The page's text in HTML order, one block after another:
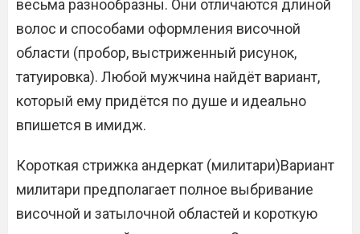
весьма разнообразны. Они отличаются длиной
волос и способами оформления височной
области (пробор, выстриженный рисунок,
татуировка). Любой мужчина найдёт вариант,
который ему придётся по душе и идеально
впишется в имидж.
Короткая стрижка андеркат (милитари)Вариант
милитари предполагает полное выбривание
височной и затылочной областей и короткую